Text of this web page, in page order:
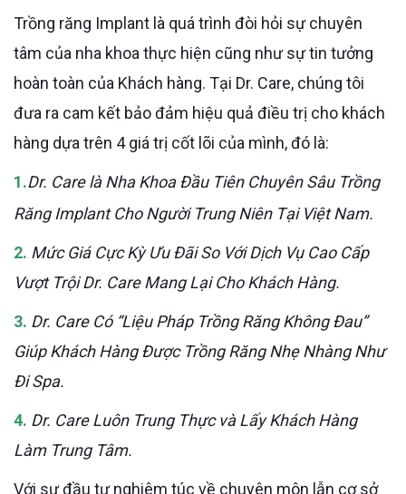
Trồng răng Implant là quá trình đòi hỏi sự chuyên
tâm của nha khoa thực hiện cũng như sự tin tưởng
hoàn toàn của Khách hàng. Tại Dr. Care, chúng tôi
đưa ra cam kết bảo đảm hiệu quả điều trị cho khách
hàng dựa trên 4 giá trị cốt lõi của mình, đó là:
1.Dr. Care là Nha Khoa Đầu Tiên Chuyên Sâu Trồng
Răng Implant Cho Người Trung Niên Tại Việt Nam.
2. Mức Giá Cực Kỳ Ưu Đãi So Với Dịch Vụ Cao Cấp
Vượt Trội Dr. Care Mang Lại Cho Khách Hàng.
3. Dr. Care Có “Liệu Pháp Trồng Răng Không Đau”
Giúp Khách Hàng Được Trồng Răng Nhẹ Nhàng Như
Đi Spa.
4. Dr. Care Luôn Trung Thực và Lấy Khách Hàng
Làm Trung Tâm.
Với sự đầu tư nghiêm túc về chuyên môn lẫn cơ sở